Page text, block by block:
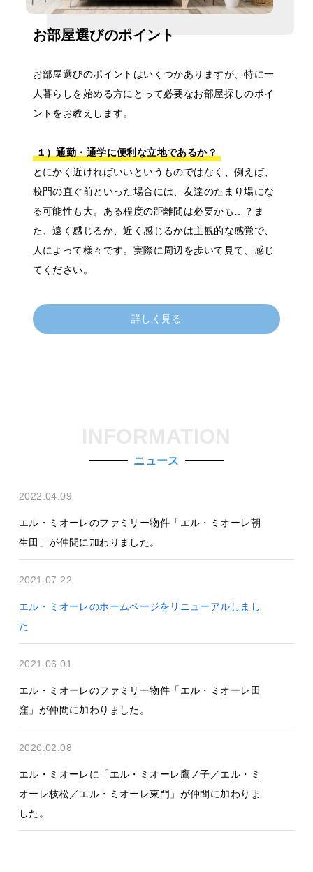
お部屋選びのポイント
お部屋選びのポイントはいくつかありますが、特に一
人暮らしを始める方にとって必要なお部屋探しのポイ
ントをお教えします。
１）通勤・通学に便利な立地であるか？
とにかく近ければいいというものではなく、例えば、
校門の直ぐ前といった場合には、友達のたまり場にな
る可能性も大。ある程度の距離間は必要かも…？ま
た、遠く感じるか、近く感じるかは主観的な感覚で、
人によって様々です。実際に周辺を歩いて見て、感じ
てください。
詳しく見る
ニュース
2022.04.09
エル・ミオーレのファミリー物件「エル・ミオーレ朝
生田」が仲間に加わりました。
2021.07.22
エル・ミオーレのホームページをリニューアルしまし
た
2021.06.01
エル・ミオーレのファミリー物件「エル・ミオーレ田
窪」が仲間に加わりました。
2020.02.08
エル・ミオーレに「エル・ミオーレ鷹ノ子／エル・ミ
オーレ枝松／エル・ミオーレ東門」が仲間に加わりま
した。